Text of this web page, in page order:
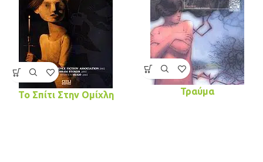
Το Σπίτι Στην Ομίχλη Τραύμα